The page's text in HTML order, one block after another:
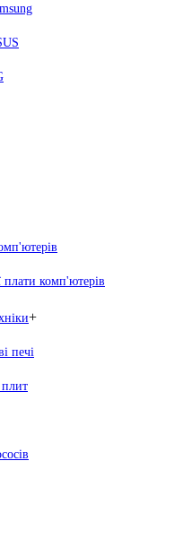
плати комп'ютерів
+
печі